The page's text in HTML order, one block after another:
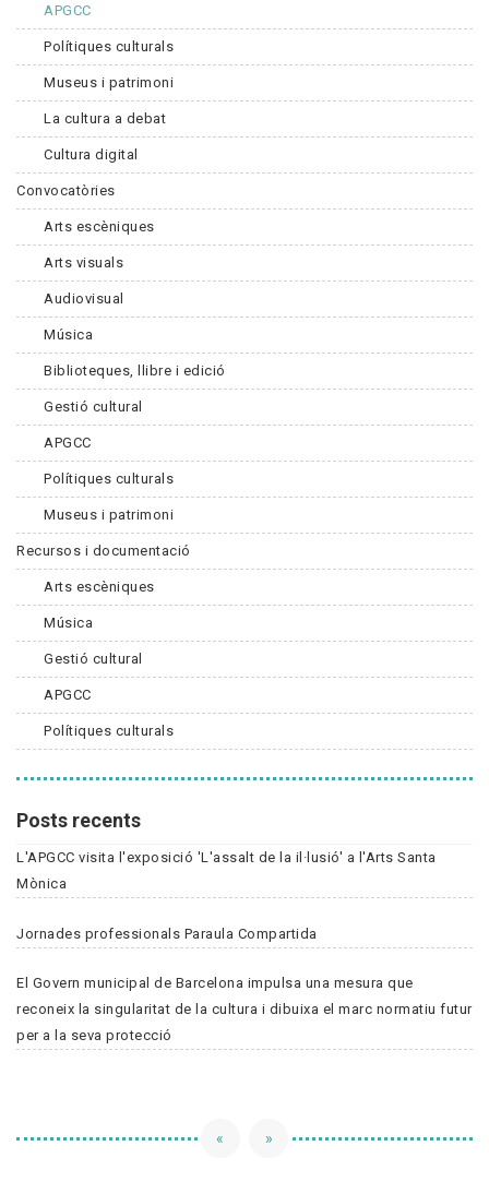
APGCC
Polítiques culturals
Museus i patrimoni
La cultura a debat
Cultura digital
Convocatòries
Arts escèniques
Arts visuals
Audiovisual
Música
Biblioteques, llibre i edició
Gestió cultural
APGCC
Polítiques culturals
Museus i patrimoni
Recursos i documentació
Arts escèniques
Música
Gestió cultural
APGCC
Polítiques culturals
Posts recents
L'APGCC visita l'exposició 'L'assalt de la il·lusió' a l'Arts Santa
Mònica
Jornades professionals Paraula Compartida
El Govern municipal de Barcelona impulsa una mesura que
reconeix la singularitat de la cultura i dibuixa el marc normatiu futur
per a la seva protecció
« »